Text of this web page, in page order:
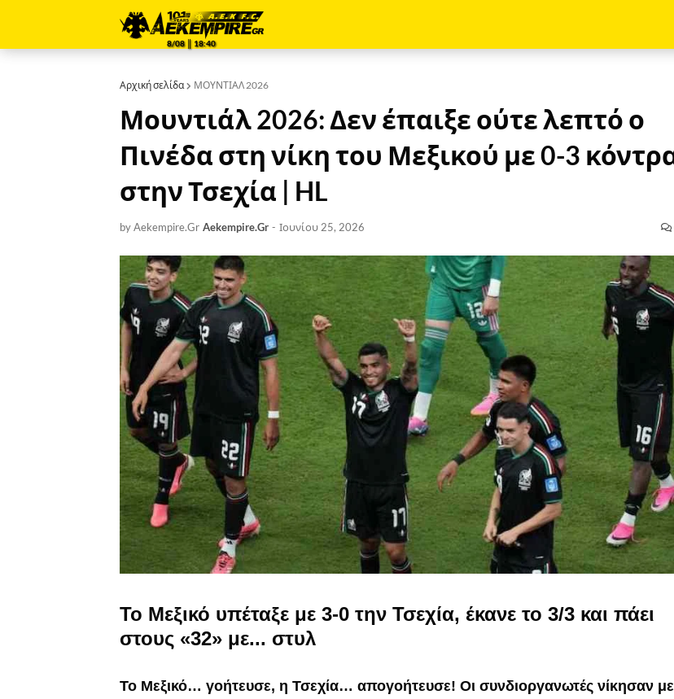
8/08 ║ 18:40
Αρχική σελίδα ΜΟΥΝΤΙΑΛ 2026
Μουντιάλ 2026: Δεν έπαιξε ούτε λεπτό ο
Πινέδα στη νίκη του Μεξικού με 0-3
στην Τσεχία | HL
by Aekempire.Gr Aekempire.Gr - Ιουνίου 25, 2026
Το Μεξικό υπέταξε με 3-0 την Τσεχία, έκανε το 3/3 και πάει
στους «32» με... στυλ
Το Μεξικό… γοήτευσε, η Τσεχία… απογοήτευσε! Οι συνδιοργανωτές νίκησαν με